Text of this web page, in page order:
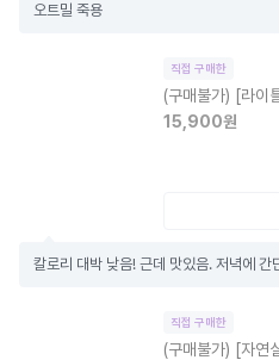
오트밀 죽용
직접 구매한
(구매불가) [라이
15,900원
칼로리 대박 낮음! 근데 맛있음. 저녁에 간
직접 구매한
(구매불가) [자연